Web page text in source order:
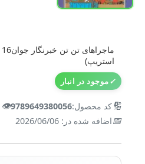
استریپ)
✓موجود در انبار
🔢کد محصول:9789649380056
👁️
📅اضافه شده در: 2026/06/06